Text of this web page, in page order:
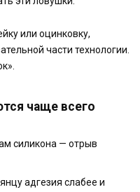
или оцинковку,
части технологии.
чаще всего
силикона — отрыв
адгезия слабее и